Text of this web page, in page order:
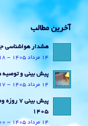
آخرین مطالب
هشدار هواشناسی جوی سطح زرد
14 مرداد 1405 - 2:18 ب.ظ
پیش بینی و توصیه های
14 مرداد 1405 - 12:17 ب.ظ
1405
14 مرداد 1405 - 10:00 ق.ظ